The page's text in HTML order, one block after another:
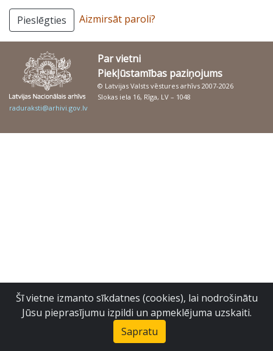
Pieslēgties Aizmirsāt paroli?
Par vietni
Piekļūstamības paziņojums
© Latvijas Valsts vēstures arhīvs 2007-2026
Slokas iela 16, Rīga, LV – 1048
raduraksti@arhivi.gov.lv
Šī vietne izmanto sīkdatnes (cookies), lai nodrošinātu
Jūsu pieprasījumu izpildi un apmeklējuma uzskaiti.
Sapratu